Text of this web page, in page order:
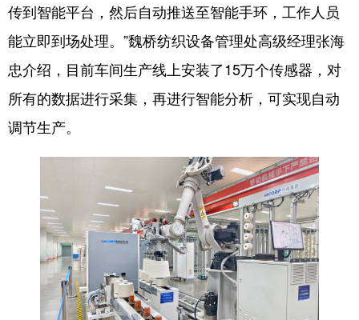
传到智能平台，然后自动推送至智能手环，工作人员
能立即到场处理。”魏桥纺织设备管理处高级经理张海
忠介绍，目前车间生产线上安装了15万个传感器，对
所有的数据进行采集，再进行智能分析，可实现自动
调节生产。